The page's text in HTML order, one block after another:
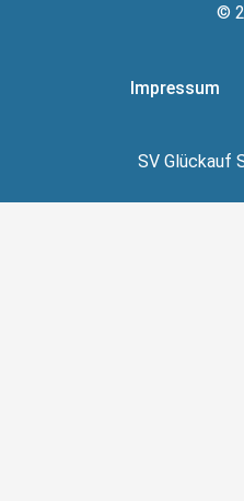
©
Impressum
SV Glückauf